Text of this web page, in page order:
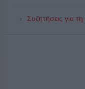
Συζητήσεις για